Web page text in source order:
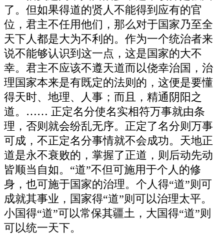
了。但如果得道的贤人不能得到应有的官
位，君主不任用他们，那么对于国家乃至全
天下人都是大为不利的。作为一个统治者来
说不能够认识到这一点，这是国家的大不
幸。君主不应该不遵天道而以侥幸治国，治
理国家本来是有既定的法则的，这便是要懂
得天时、地理、人事；而且，精通阴阳之
道。…… 正定名分使名实相符万事就由条
理，否则就会纷乱无序。正定了名分则万事
可成，不正定名分事情就不会成功。天地正
道是永不衰败的，掌握了正道，则后动先动
皆顺当自如。“道”不但可施用于个人的修
身，也可施于国家的治理。个人得“道”则可
成就其事业，国家得“道”则可以治理太平。
小国得“道”可以常保其疆土，大国得“道”则
可以统一天下。